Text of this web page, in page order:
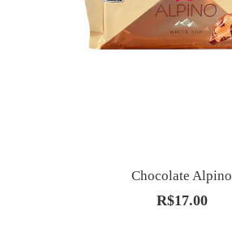
Chocolate Alpino
R$17.00